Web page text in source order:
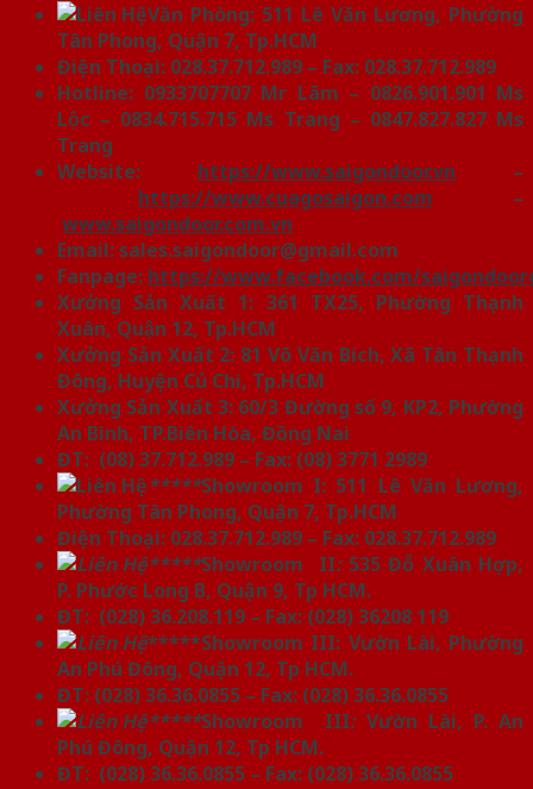
Văn Phòng: 511 Lê Văn Lương, Phường
Tân Phong, Quận 7, Tp.HCM
Điện Thoại: 028.37.712.989 – Fax: 028.37.712.989
Hotline: 0933707707 Mr Lãm – 0826.901.901 Ms
Lộc – 0834.715.715 Ms Trang – 0847.827.827 Ms
Trang
Website: https://www.saigondoor.vn –
https://www.cuagosaigon.com –
www.saigondoor.com.vn
Email: sales.saigondoor@gmail.com
Fanpage: https://www.facebook.com/
Xưởng Sản Xuất 1: 361 TX25, Phường Thạnh
Xuân, Quận 12, Tp.HCM
Xưởng Sản Xuất 2: 81 Võ Văn Bích, Xã Tân Thạnh
Đông, Huyện Củ Chi, Tp.HCM
Xưởng Sản Xuất 3: 60/3 Đường số 9, KP2, Phường
An Bình, TP.Biên Hòa, Đồng Nai
ĐT: (08) 37.712.989 – Fax: (08) 3771 2989
*****Showroom I: 511 Lê Văn Lương,
Phường Tân Phong, Quận 7, Tp.HCM
Điện Thoại: 028.37.712.989 – Fax: 028.37.712.989
*****Showroom II:535 Đỗ Xuân Hợp,
P. Phước Long B, Quận 9, Tp HCM.
ĐT: (028) 36.208.119 – Fax: (028) 36208 119
*****Showroom III: Vườn Lài, Phường
An Phú Đông, Quận 12, Tp HCM.
ĐT: (028) 36.36.0855 – Fax: (028) 36.36.0855
*****Showroom III:Vườn Lài, P. An
Phú Đông, Quận 12, Tp HCM.
ĐT: (028) 36.36.0855 – Fax: (028) 36.36.0855